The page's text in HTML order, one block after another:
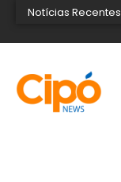
Notícias Recentes
História de acreana de Rodrigues Alves que se casou em hospital, ganha destaque na BBC